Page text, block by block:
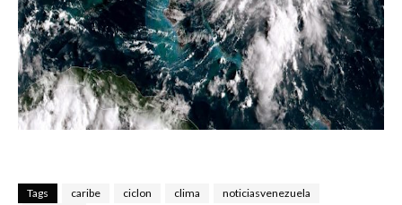
Tags caribe ciclon clima
noticiasvenezuela